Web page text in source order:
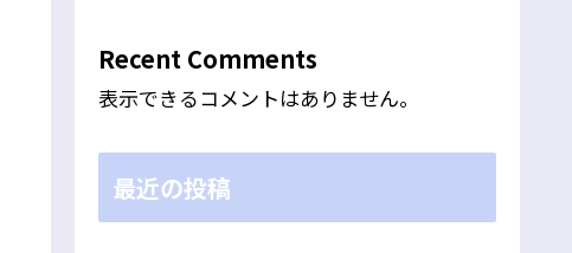
Recent Comments
表示できるコメントはありません。
最近の投稿